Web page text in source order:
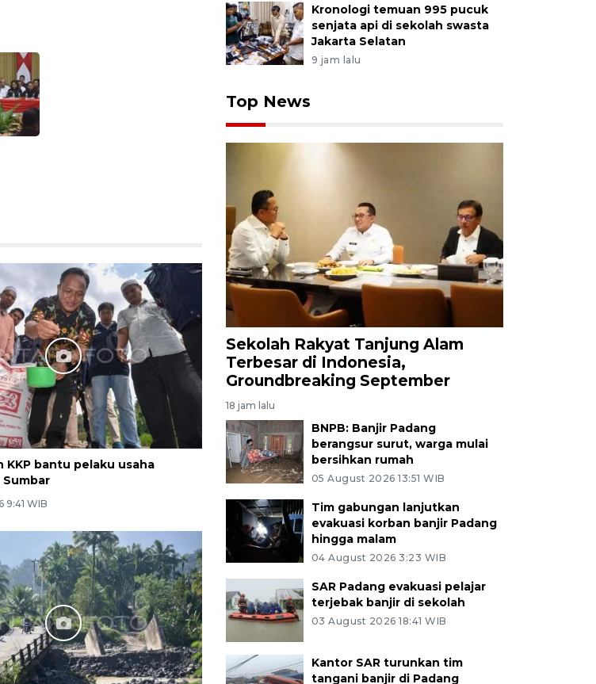
KKP bantu pelaku usaha
9:41 WIB
Kronologi temuan 995 pucuk
senjata api di sekolah swasta
Jakarta Selatan
9 jam lalu
Top News
Sekolah Rakyat Tanjung Alam
Terbesar di Indonesia,
Groundbreaking September
18 jam lalu
BNPB: Banjir Padang
berangsur surut, warga mulai
bersihkan rumah
05 August 2026 13:51 WIB
Tim gabungan lanjutkan
evakuasi korban banjir Padang
hingga malam
04 August 2026 3:23 WIB
SAR Padang evakuasi pelajar
terjebak banjir di sekolah
03 August 2026 18:41 WIB
Kantor SAR turunkan tim
tangani banjir di Padang